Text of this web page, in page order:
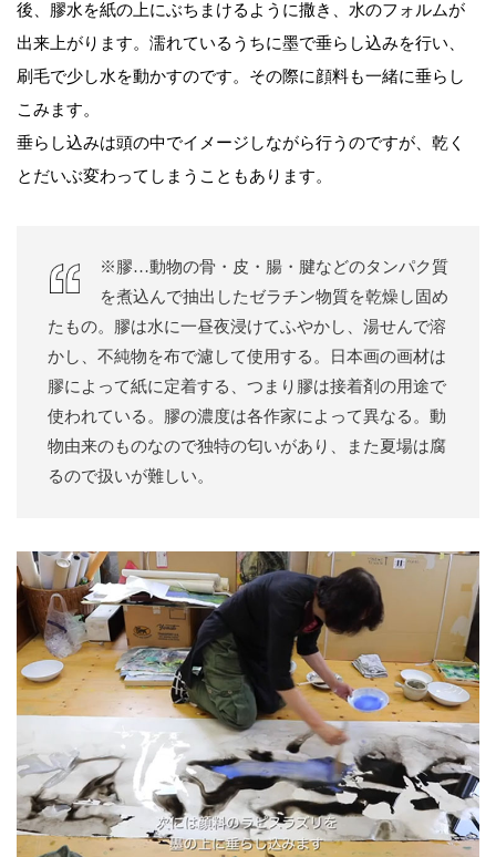
後、膠水を紙の上にぶちまけるように撒き、水のフォルムが
出来上がります。濡れているうちに墨で垂らし込みを行い、
刷毛で少し水を動かすのです。その際に顔料も一緒に垂らし
こみます。
垂らし込みは頭の中でイメージしながら行うのですが、乾く
とだいぶ変わってしまうこともあります。
※膠…動物の骨・皮・腸・腱などのタンパク質
を煮込んで抽出したゼラチン物質を乾燥し固め
たもの。膠は水に一昼夜浸けてふやかし、湯せんで溶
かし、不純物を布で濾して使用する。日本画の画材は
膠によって紙に定着する、つまり膠は接着剤の用途で
使われている。膠の濃度は各作家によって異なる。動
物由来のものなので独特の匂いがあり、また夏場は腐
るので扱いが難しい。